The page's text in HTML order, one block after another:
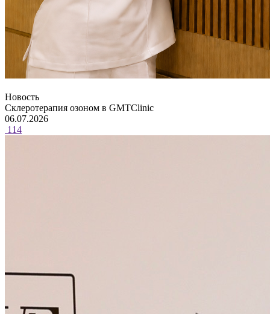
Новость
Склеротерапия озоном в GMTClinic
06.07.2026
114